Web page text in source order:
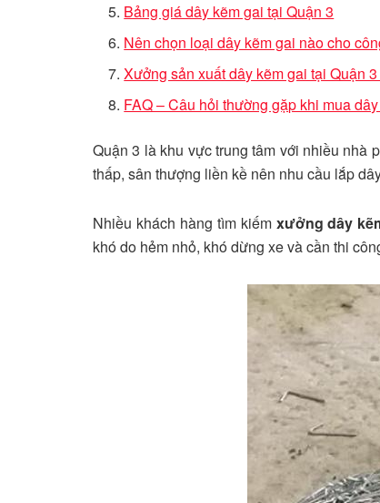
Bảng giá dây kẽm gai tại Quận 3
Nên chọn loại dây kẽm gai nào cho
Xưởng sản xuất dây kẽm gai tại Quận
FAQ – Câu hỏi thường gặp khi mua
Quận 3 là khu vực trung tâm với nhiều nhà
thấp, sân thượng liền kề nên nhu cầu lắp
Nhiều khách hàng tìm kiếm xưởng dây
khó do hẻm nhỏ, khó dừng xe và cần thi